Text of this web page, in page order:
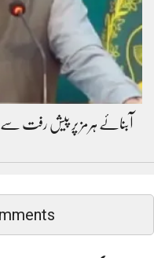
آبنائے ہرمز پر پیش رفت سے